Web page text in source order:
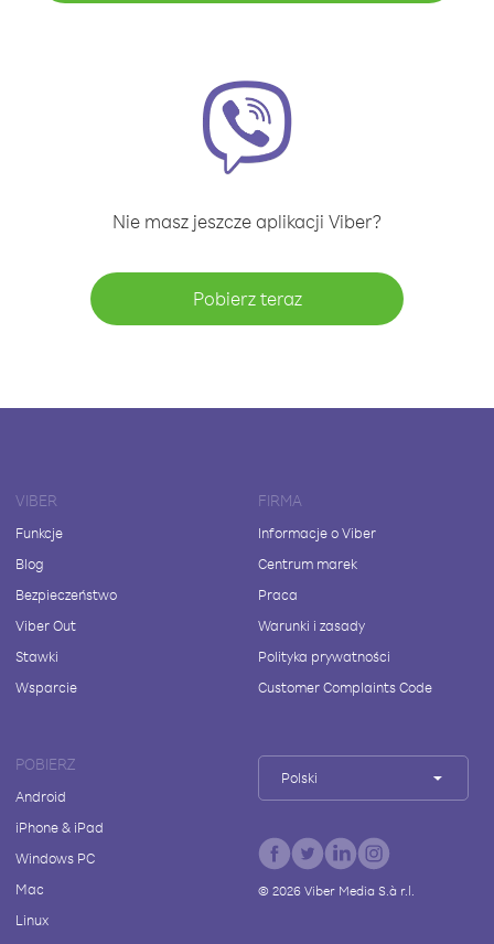
Nie masz jeszcze aplikacji Viber?
Pobierz teraz
VIBER
Funkcje
Blog
Bezpieczeństwo
Viber Out
Stawki
Wsparcie
FIRMA
Informacje o Viber
Centrum marek
Praca
Warunki i zasady
Polityka prywatności
Customer Complaints Code
POBIERZ
Android
iPhone & iPad
Windows PC
Mac
Linux
Polski
© 2026Viber Media S.à r.l.